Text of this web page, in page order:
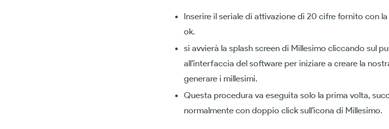
Inserire il seriale di attivazione di 20 cifre fornito con
ok.
si avvierà la splash screen di Millesimo cliccando sul
all’interfaccia del software per iniziare a creare la
generare i millesimi.
Questa procedura va eseguita solo la prima volta,
normalmente con doppio click sull’icona di Millesimo.